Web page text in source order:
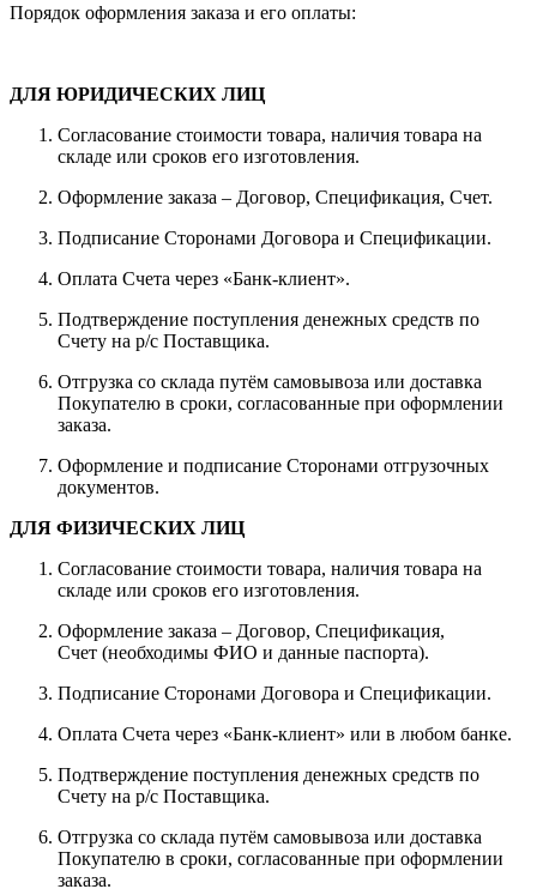
Порядок оформления заказа и его оплаты:
ДЛЯ ЮРИДИЧЕСКИХ ЛИЦ
Согласование стоимости товара, наличия товара на
складе или сроков его изготовления.
Оформление заказа – Договор, Спецификация, Счет.
Подписание Сторонами Договора и Спецификации.
Оплата Счета через «Банк-клиент».
Подтверждение поступления денежных средств по
Счету на р/с Поставщика.
Отгрузка со склада путём самовывоза или доставка
Покупателю в сроки, согласованные при оформлении
заказа.
Оформление и подписание Сторонами отгрузочных
документов.
ДЛЯ ФИЗИЧЕСКИХ ЛИЦ
Согласование стоимости товара, наличия товара на
складе или сроков его изготовления.
Оформление заказа – Договор, Спецификация,
Счет (необходимы ФИО и данные паспорта).
Подписание Сторонами Договора и Спецификации.
Оплата Счета через «Банк-клиент» или в любом банке.
Подтверждение поступления денежных средств по
Счету на р/с Поставщика.
Отгрузка со склада путём самовывоза или доставка
Покупателю в сроки, согласованные при оформлении
заказа.